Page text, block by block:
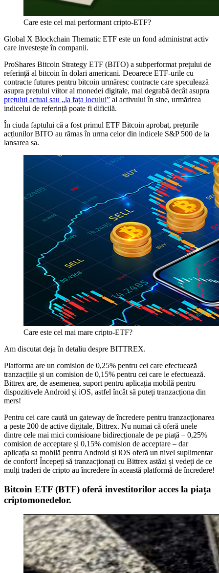
Care este cel mai performant cripto-ETF?
Global X Blockchain Thematic ETF este un fond administrat activ
care investește în companii.
ProShares Bitcoin Strategy ETF (BITO) a subperformat prețului de
referință al bitcoin în dolari americani. Deoarece ETF-urile cu
contracte futures pentru bitcoin urmăresc contracte care speculează
asupra prețului viitor al monedei digitale, mai degrabă decât asupra
prețului actual sau „la fața locului” al activului în sine, urmărirea
indicelui de referință poate fi dificilă.
În ciuda faptului că a fost primul ETF Bitcoin aprobat, prețurile
acțiunilor BITO au rămas în urma celor din indicele S&P 500 de la
lansarea sa.
Care este cel mai mare cripto-ETF?
Am discutat deja în detaliu despre BITTREX.
Platforma are un comision de 0,25% pentru cei care efectuează
tranzacțiile și un comision de 0,15% pentru cei care le efectuează.
Bittrex are, de asemenea, suport pentru aplicația mobilă pentru
dispozitivele Android și iOS, astfel încât să puteți tranzacționa din
mers!
Pentru cei care caută un gateway de încredere pentru tranzacționarea
a peste 200 de active digitale, Bittrex. Nu numai că oferă unele
dintre cele mai mici comisioane bidirecționale de pe piață – 0,25%
comision de acceptare și 0,15% comision de acceptare – dar
aplicația sa mobilă pentru Android și iOS oferă un nivel suplimentar
de confort! Începeți să tranzacționați cu Bittrex astăzi și vedeți de ce
mulți traderi de cripto au încredere în această platformă de încredere!
Bitcoin ETF (BTF) oferă investitorilor acces la piața
criptomonedelor.